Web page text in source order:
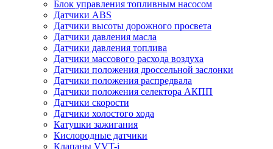
Блок управления топливным насосом
Датчики ABS
Датчики высоты дорожного просвета
Датчики давления масла
Датчики давления топлива
Датчики массового расхода воздуха
Датчики положения дроссельной заслонки
Датчики положения распредвала
Датчики положения селектора АКПП
Датчики скорости
Датчики холостого хода
Катушки зажигания
Кислородные датчики
Клапаны VVT-i